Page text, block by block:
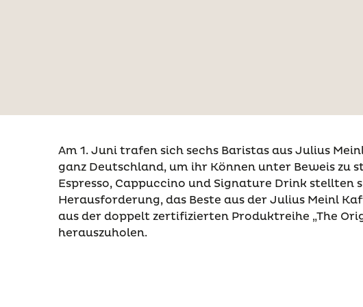
Am 1. Juni trafen sich sechs Baristas aus Julius
ganz Deutschland, um ihr Können unter Beweis zu
Espresso, Cappuccino und Signature Drink stellten
Herausforderung, das Beste aus der Julius Meinl
aus der doppelt zertifizierten Produktreihe „The
herauszuholen.